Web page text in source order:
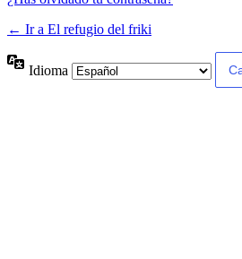
← Ir a El refugio del friki
Idioma